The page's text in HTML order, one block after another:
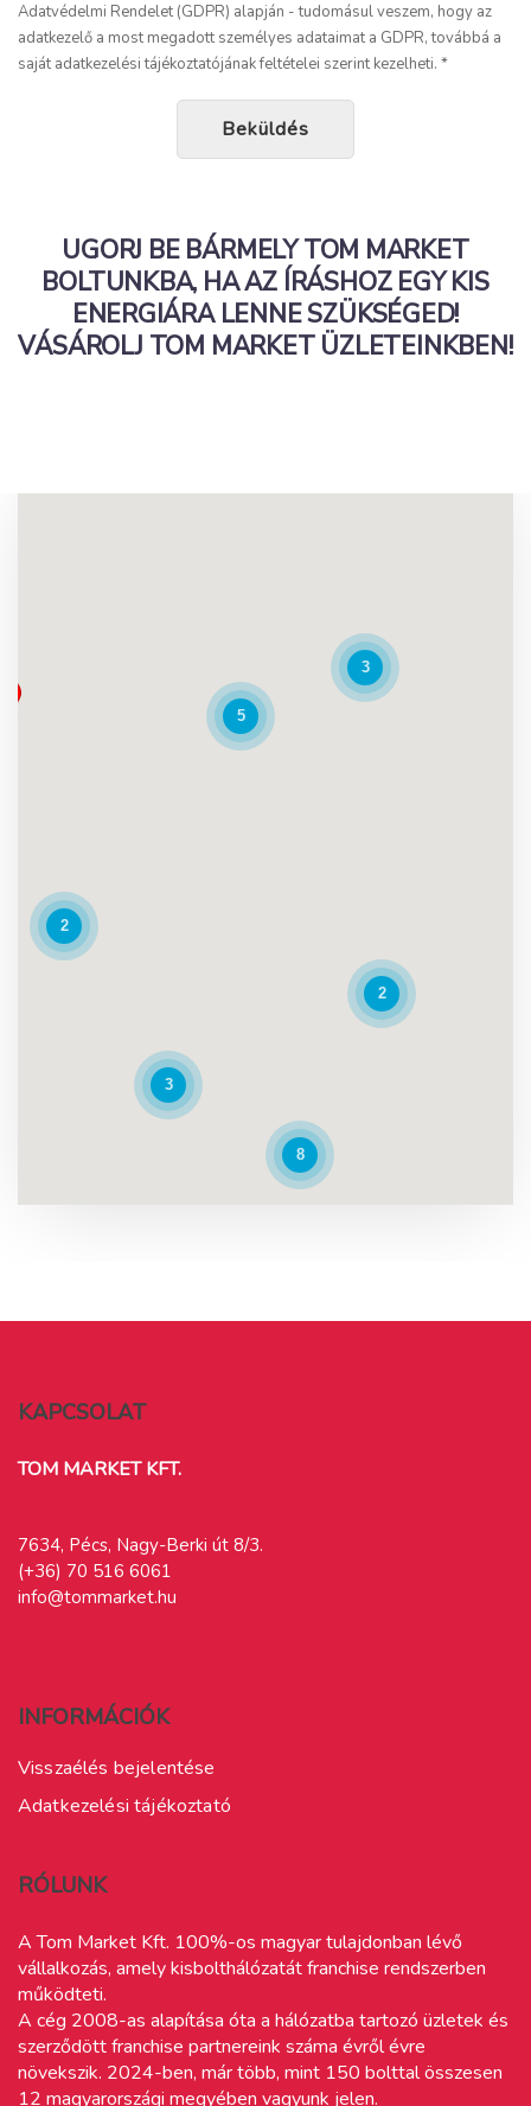
Adatvédelmi Rendelet (GDPR) alapján - tudomásul veszem, hogy az
adatkezelő a most megadott személyes adataimat a GDPR, továbbá a
saját adatkezelési tájékoztatójának feltételei szerint kezelheti. *
Beküldés
UGORJ BE BÁRMELY TOM MARKET
BOLTUNKBA, HA AZ ÍRÁSHOZ EGY KIS
ENERGIÁRA LENNE SZÜKSÉGED!
VÁSÁROLJ TOM MARKET ÜZLETEINKBEN!
2
5
8
3
2
3
KAPCSOLAT
TOM MARKET KFT.
7634, Pécs, Nagy-Berki út 8/3.
(+36) 70 516 6061
info@tommarket.hu
INFORMÁCIÓK
Visszaélés bejelentése
Adatkezelési tájékoztató
RÓLUNK
A Tom Market Kft. 100%-os magyar tulajdonban lévő
vállalkozás, amely kisbolthálózatát franchise rendszerben
működteti.
A cég 2008-as alapítása óta a hálózatba tartozó üzletek és
szerződött franchise partnereink száma évről évre
növekszik. 2024-ben, már több, mint 150 bolttal összesen
12 magyarországi megyében vagyunk jelen.